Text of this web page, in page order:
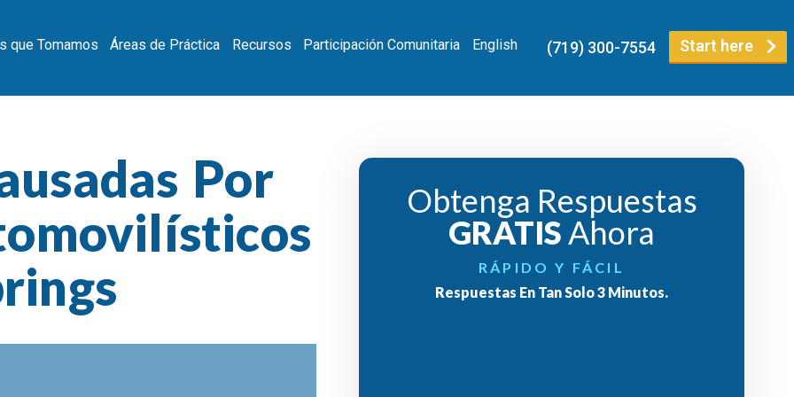
que Tomamos Áreas de Práctica Recursos Participación Comunitaria English Start here
(719) 300-7554
Por
Obtenga Respuestas
GRATIS Ahora
RÁPIDO Y FÁCIL
Respuestas En Tan Solo 3 Minutos.